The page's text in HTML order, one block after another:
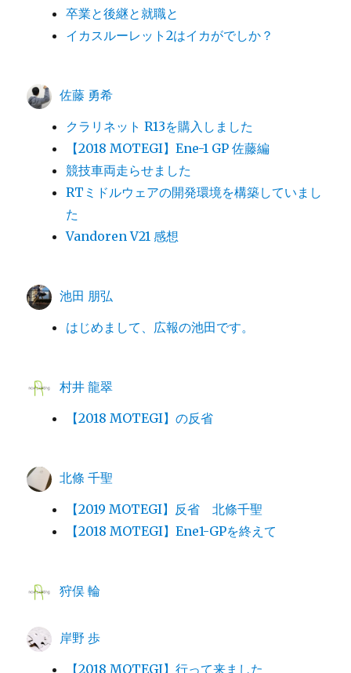
卒業と後継と就職と
イカスルーレット2はイカがでしか？
佐藤 勇希
クラリネット R13を購入しました
【2018 MOTEGI】Ene-1 GP 佐藤編
競技車両走らせました
RTミドルウェアの開発環境を構築していまし
た
Vandoren V21 感想
池田 朋弘
はじめまして、広報の池田です。
村井 龍翠
【2018 MOTEGI】の反省
北條 千聖
【2019 MOTEGI】反省 北條千聖
【2018 MOTEGI】Ene1-GPを終えて
狩俣 輪
岸野 歩
【2018 MOTEGI】行って来ました